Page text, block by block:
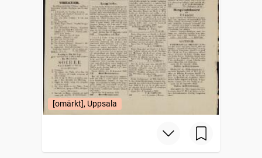
[omärkt], Uppsala